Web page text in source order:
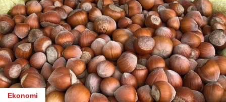
Ekonomi